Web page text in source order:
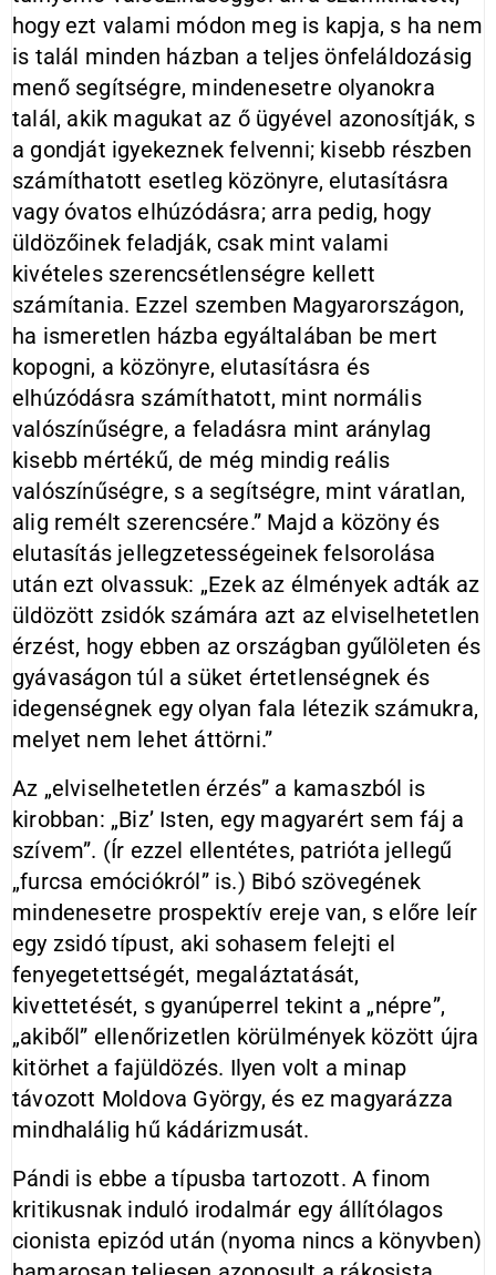
hogy ezt valami módon meg is kapja, s ha nem
is talál minden házban a teljes önfeláldozásig
menő segítségre, mindenesetre olyanokra
talál, akik magukat az ő ügyével azonosítják, s
a gondját igyekeznek felvenni; kisebb részben
számíthatott esetleg közönyre, elutasításra
vagy óvatos elhúzódásra; arra pedig, hogy
üldözőinek feladják, csak mint valami
kivételes szerencsétlenségre kellett
számítania. Ezzel szemben Magyarországon,
ha ismeretlen házba egyáltalában be mert
kopogni, a közönyre, elutasításra és
elhúzódásra számíthatott, mint normális
valószínűségre, a feladásra mint aránylag
kisebb mértékű, de még mindig reális
valószínűségre, s a segítségre, mint váratlan,
alig remélt szerencsére.” Majd a közöny és
elutasítás jellegzetességeinek felsorolása
után ezt olvassuk: „Ezek az élmények adták az
üldözött zsidók számára azt az elviselhetetlen
érzést, hogy ebben az országban gyűlöleten és
gyávaságon túl a süket értetlenségnek és
idegenségnek egy olyan fala létezik számukra,
melyet nem lehet áttörni.”
Az „elviselhetetlen érzés” a kamaszból is
kirobban: „Biz’ Isten, egy magyarért sem fáj a
szívem”. (Ír ezzel ellentétes, patrióta jellegű
„furcsa emóciókról” is.) Bibó szövegének
mindenesetre prospektív ereje van, s előre leír
egy zsidó típust, aki sohasem felejti el
fenyegetettségét, megaláztatását,
kivettetését, s gyanúperrel tekint a „népre”,
„akiből” ellenőrizetlen körülmények között újra
kitörhet a fajüldözés. Ilyen volt a minap
távozott Moldova György, és ez magyarázza
mindhalálig hű kádárizmusát.
Pándi is ebbe a típusba tartozott. A finom
kritikusnak induló irodalmár egy állítólagos
cionista epizód után (nyoma nincs a könyvben)